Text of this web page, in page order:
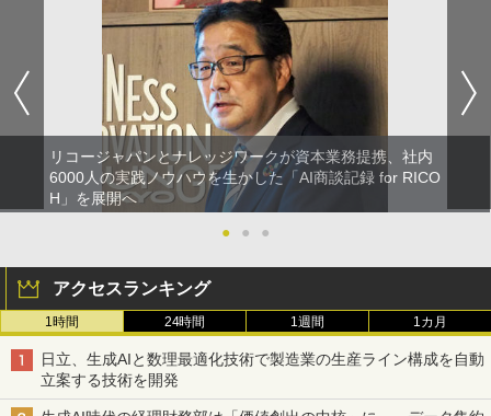
リコージャパンとナレッジワークが資本業務提携、社内
6000人の実践ノウハウを生かした「AI商談記録 for RICO
H」を展開へ
●
● ●
アクセスランキング
1時間 24時間 1週間 1カ月
日立、生成AIと数理最適化技術で製造業の生産ライン構成を自動
立案する技術を開発